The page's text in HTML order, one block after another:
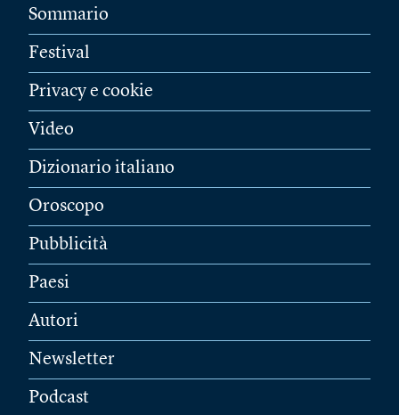
Sommario
Festival
Privacy e cookie
Video
Dizionario italiano
Oroscopo
Pubblicità
Paesi
Autori
Newsletter
Podcast